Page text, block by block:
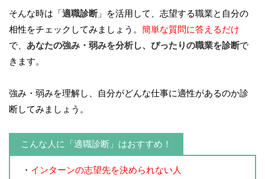
そんな時は「適職診断」を活用して、志望する職業と自分の
相性をチェックしてみましょう。 簡単な質問に答えるだけ
で、 あなたの強み・弱みを分析し、ぴったりの職業を診断で
きます。
強み・弱みを理解し、自分がどんな仕事に適性があるのか診
断してみましょう。
こんな人に「適職診断」はおすすめ！
・ インターンの志望先を決められない人